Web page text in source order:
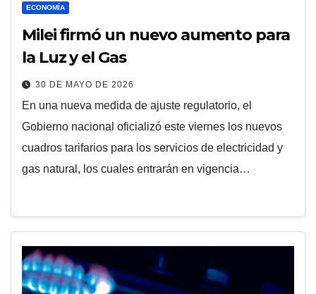
ECONOMÍA
Milei firmó un nuevo aumento para
la Luz y el Gas
30 DE MAYO DE 2026
En una nueva medida de ajuste regulatorio, el
Gobierno nacional oficializó este viernes los nuevos
cuadros tarifarios para los servicios de electricidad y
gas natural, los cuales entrarán en vigencia…